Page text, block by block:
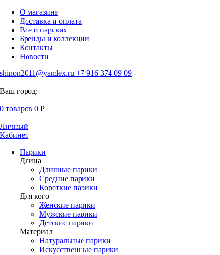
О магазине
Доставка и оплата
Все о париках
Бренды и коллекции
Контакты
Новости
shinon2011@yandex.ru +7 916 374 09 09
Ваш город:
0 товаров 0 Р
Личный
Кабинет
Парики
Длина
Длинные парики
Средние парики
Короткие парики
Для кого
Женские парики
Мужские парики
Детские парики
Материал
Натуральные парики
Искусственные парики